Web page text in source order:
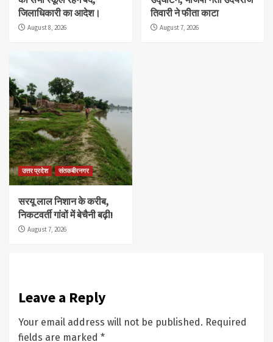
जिलाधिकारी का आदेश।
August 8, 2026
तिवारी ने फीता काटा
August 7, 2026
उत्तर प्रदेश संतकबीरनगर
सरयू लाल निशान के करीब,
निकटवर्ती गांवों में बेचैनी बढ़ी!
August 7, 2026
Leave a Reply
Your email address will not be published. Required
fields are marked *